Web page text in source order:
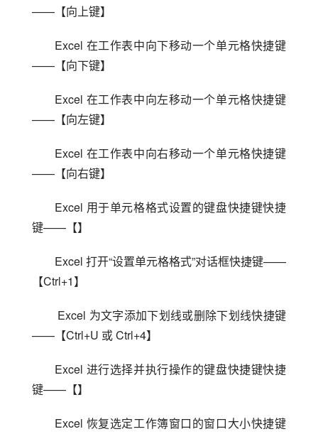
——【向上键】
Excel 在工作表中向下移动一个单元格快捷键
——【向下键】
Excel 在工作表中向左移动一个单元格快捷键
——【向左键】
Excel 在工作表中向右移动一个单元格快捷键
——【向右键】
Excel 用于单元格格式设置的键盘快捷键快捷
键——【】
Excel 打开“设置单元格格式”对话框快捷键——
【Ctrl+1】
——【Ctrl+U 或 Ctrl+4】
Excel 进行选择并执行操作的键盘快捷键快捷
键——【】
Excel 恢复选定工作簿窗口的窗口大小快捷键